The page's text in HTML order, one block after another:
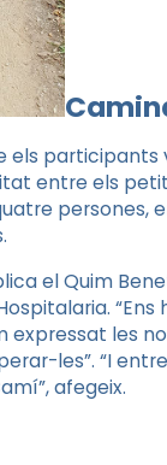
entre els
persones,
el Quim
les
les”. “I
afegeix.